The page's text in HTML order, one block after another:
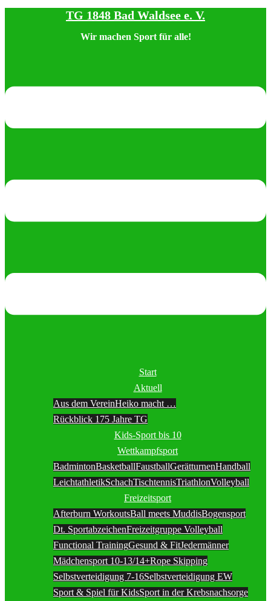
TG 1848 Bad Waldsee e. V.
Wir machen Sport für alle!
Start
Aktuell
Aus dem VereinHeiko macht …
Rückblick 175 Jahre TG
Kids-Sport bis 10
Wettkampfsport
BadmintonBasketballFaustballGerätturnenHandball
LeichtathletikSchachTischtennisTriathlonVolleyball
Freizeitsport
Afterburn WorkoutsBall meets MuddisBogensport
Dt. SportabzeichenFreizeitgruppe Volleyball
Functional TrainingGesund & FitJedermänner
Mädchensport 10-13/14+Rope Skipping
Selbstverteidigung 7-16Selbstverteidigung EW
Sport & Spiel für KidsSport in der Krebsnachsorge